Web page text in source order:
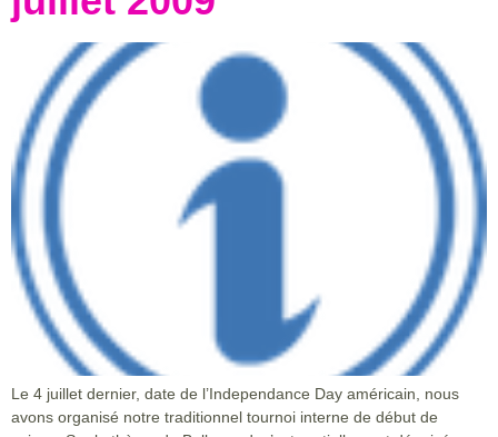
Le 4 juillet dernier, date de l’Independance Day américain, nous
avons organisé notre traditionnel tournoi interne de début de